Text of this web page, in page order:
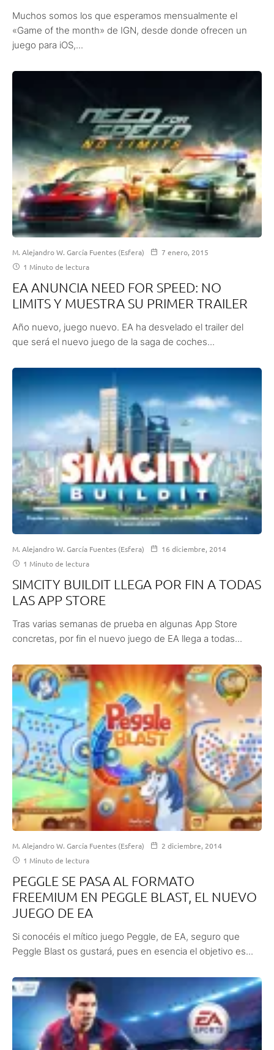
Muchos somos los que esperamos mensualmente el
«Game of the month» de IGN, desde donde ofrecen un
juego para iOS,...
M. Alejandro W. García Fuentes (Esfera)
7 enero, 2015
1 Minuto de lectura
EA ANUNCIA NEED FOR SPEED: NO
LIMITS Y MUESTRA SU PRIMER TRAILER
Año nuevo, juego nuevo. EA ha desvelado el trailer del
que será el nuevo juego de la saga de coches...
M. Alejandro W. García Fuentes (Esfera)
16 diciembre, 2014
1 Minuto de lectura
SIMCITY BUILDIT LLEGA POR FIN A TODAS
LAS APP STORE
Tras varias semanas de prueba en algunas App Store
concretas, por fin el nuevo juego de EA llega a todas...
M. Alejandro W. García Fuentes (Esfera)
2 diciembre, 2014
1 Minuto de lectura
PEGGLE SE PASA AL FORMATO
FREEMIUM EN PEGGLE BLAST, EL NUEVO
JUEGO DE EA
Si conocéis el mítico juego Peggle, de EA, seguro que
Peggle Blast os gustará, pues en esencia el objetivo es...